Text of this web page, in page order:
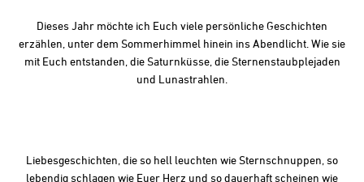
Dieses Jahr möchte ich Euch viele persönliche Geschichten
erzählen, unter dem Sommerhimmel hinein ins Abendlicht. Wie sie
mit Euch entstanden, die Saturnküsse, die Sternenstaubplejaden
und Lunastrahlen.
Liebesgeschichten, die so hell leuchten wie Sternschnuppen, so
lebendig schlagen wie Euer Herz und so dauerhaft scheinen wie